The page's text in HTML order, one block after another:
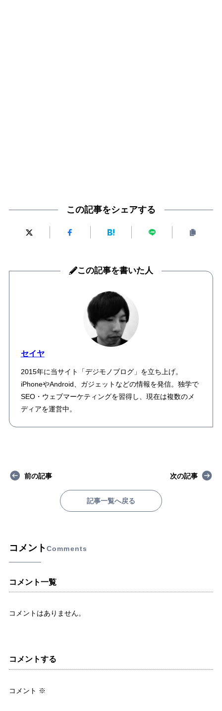
この記事をシェアする
この記事を書いた人
セイヤ
2015年に当サイト「デジモノブログ」を立ち上げ。
iPhoneやAndroid、ガジェットなどの情報を発信。独学で
SEO・ウェブマーケティングを習得し、現在は複数のメ
ディアを運営中。
前の記事
記事一覧へ戻る
次の記事
コメントComments
コメント一覧
コメントはありません。
コメントする
コメント ※